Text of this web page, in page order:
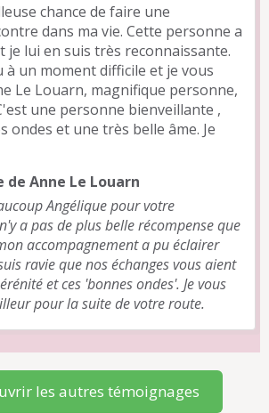
chance de faire une
dans ma vie. Cette personne a
je lui en suis très reconnaissante.
à un moment difficile et je vous
Le Louarn, magnifique personne,
une personne bienveillante ,
ondes et une très belle âme. Je
de Anne Le Louarn
Angélique pour votre
a pas de plus belle récompense que
accompagnement a pu éclairer
ravie que nos échanges vous aient
et ces 'bonnes ondes'. Je vous
pour la suite de votre route.
les autres témoignages